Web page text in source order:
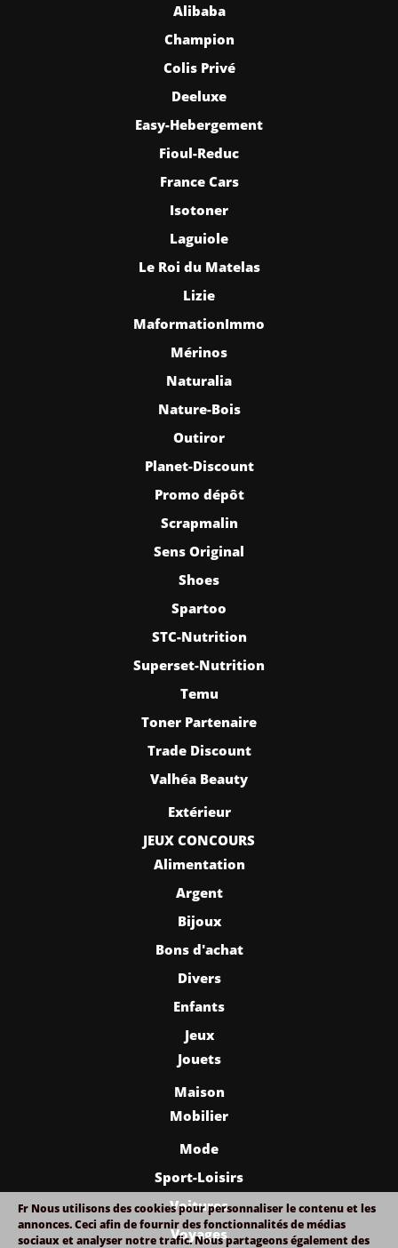
Alibaba
Champion
Colis Privé
Deeluxe
Easy-Hebergement
Fioul-Reduc
France Cars
Isotoner
Laguiole
Le Roi du Matelas
Lizie
MaformationImmo
Mérinos
Naturalia
Nature-Bois
Outiror
Planet-Discount
Promo dépôt
Scrapmalin
Sens Original
Shoes
Spartoo
STC-Nutrition
Superset-Nutrition
Temu
Toner Partenaire
Trade Discount
Valhéa Beauty
Extérieur
JEUX CONCOURS
Alimentation
Argent
Bijoux
Bons d'achat
Divers
Enfants
Jeux
Jouets
Maison
Mobilier
Mode
Sport-Loisirs
Voitures
Voyages
Fr Nous utilisons des cookies pour personnaliser le contenu et les
annonces. Ceci afin de fournir des fonctionnalités de médias
sociaux et analyser notre trafic.Nous partageons également des